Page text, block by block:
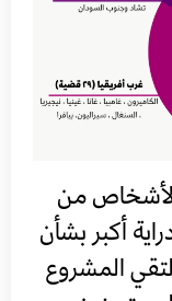
من
أكبر بشأن
المشروع